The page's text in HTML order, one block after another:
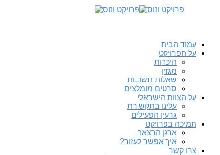
עמוד הבית
על הפרויקט
היכרות
מגזין
שאלות תשובות
סרטים מומלצים
על הצוות הישראלי
עלינו בתקשורת
גרעין הפעילים
תמיכה בפרויקט
ארגן הרצאה
איך אפשר לעזור?
צרו קשר